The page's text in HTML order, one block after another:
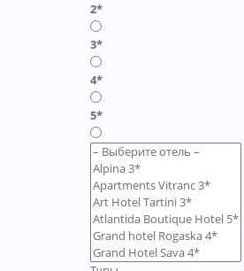
2*
3*
4*
5*